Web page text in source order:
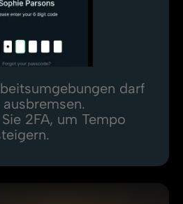
darf
2FA, um Tempo